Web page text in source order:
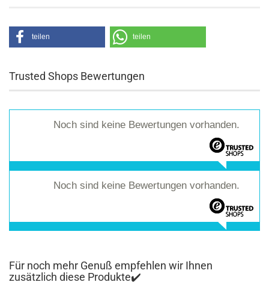
teilen teilen
Trusted Shops Bewertungen
Noch sind keine Bewertungen vorhanden.
Noch sind keine Bewertungen vorhanden.
Für noch mehr Genuß empfehlen wir Ihnen
zusätzlich diese Produkte✔️